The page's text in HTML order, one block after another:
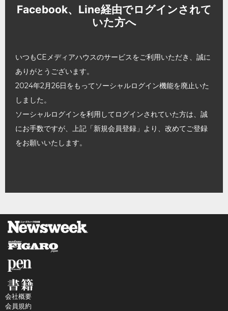
Facebook、Line経由でログインされて
いた方へ
いつもCEメディアハウスのサービスをご利用いただき、誠に
ありがとうございます。
2024年2月26日をもってソーシャルログイン機能を廃止いた
しました。
ソーシャルログインを利用してログインされていた方は、誠
にお手数ですが、上記「新規会員登録」より、改めてご登録
をお願いいたします。
会社概要
会員規約